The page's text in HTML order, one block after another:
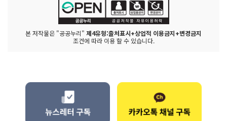
본 저작물은 "공공누리" 제4유형:출처표시+상업적 이용금지+변경금지
조건에 따라 이용 할 수 있습니다.